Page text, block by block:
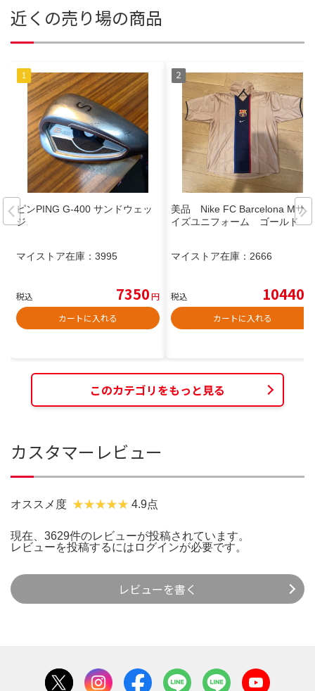
近くの売り場の商品
ピンPING G-400 サンドウェッ
ジ
マイストア在庫： 3995
税込 7350円
カートに入れる
美品 Nike FC Barcelona Mサ
イズユニフォーム ゴールド
マイストア在庫： 2666
税込 10440
カートに入れる
このカテゴリをもっと見る
カスタマーレビュー
オススメ度 4.9点
現在、3629件のレビューが投稿されています。
レビューを投稿するには ログインが必要です。
レビューを書く